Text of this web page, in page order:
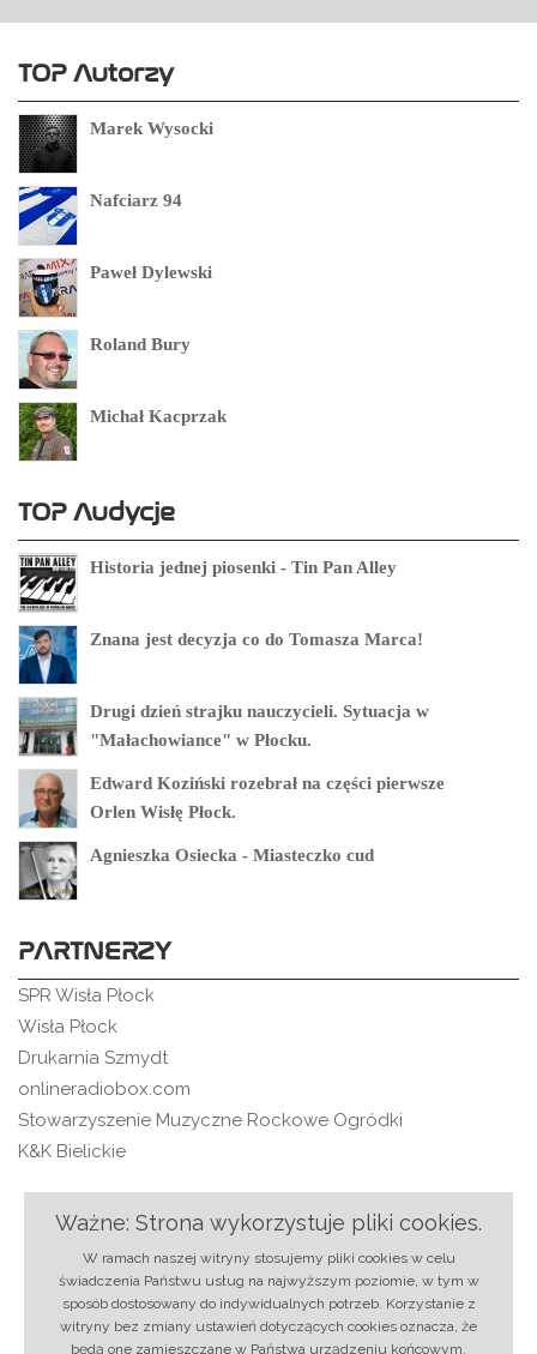
TOP Autorzy
Marek Wysocki
Nafciarz 94
Paweł Dylewski
Roland Bury
Michał Kacprzak
TOP Audycje
Historia jednej piosenki - Tin Pan Alley
Znana jest decyzja co do Tomasza Marca!
Drugi dzień strajku nauczycieli. Sytuacja w
"Małachowiance" w Płocku.
Edward Koziński rozebrał na części pierwsze
Orlen Wisłę Płock.
Agnieszka Osiecka - Miasteczko cud
PARTNERZY
SPR Wisła Płock
Wisła Płock
Drukarnia Szmydt
onlineradiobox.com
Stowarzyszenie Muzyczne Rockowe Ogródki
K&K Bielickie
Ważne: Strona wykorzystuje pliki cookies.
W ramach naszej witryny stosujemy pliki cookies w celu
świadczenia Państwu usług na najwyższym poziomie, w tym w
sposób dostosowany do indywidualnych potrzeb. Korzystanie z
witryny bez zmiany ustawień dotyczących cookies oznacza, że
będą one zamieszczane w Państwa urządzeniu końcowym.
O nas|Regulamin|Ochrona danych|Reklama
RSS |Kontakt
© 2018 rmixx.pl | Projekt i realizacja:Strony
internetowe Płock - BLACREA.pl